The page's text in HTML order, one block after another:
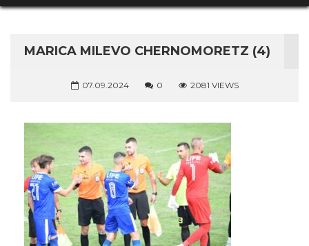
MARICA MILEVO CHERNOMORETZ (4)
07.09.2024 0 2081 VIEWS